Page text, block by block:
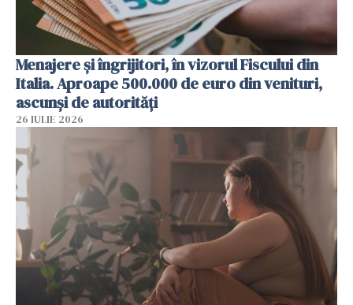
Menajere și îngrijitori, în vizorul Fiscului din
Italia. Aproape 500.000 de euro din venituri,
ascunși de autorități
26 IULIE 2026